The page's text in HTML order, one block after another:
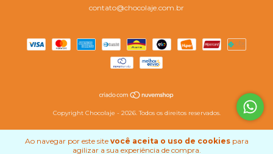
Ao navegar por este site você aceita o uso de cookiespara
agilizar a sua experiência de compra.
contato@chocolaje.com.br
Copyright Chocolaje - 2026. Todos os direitos reservados.